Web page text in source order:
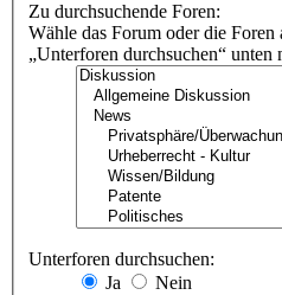
Zu durchsuchende Foren:
Wähle das Forum oder die
„Unterforen durchsuchen“ unten
Unterforen durchsuchen:
Ja
Nein